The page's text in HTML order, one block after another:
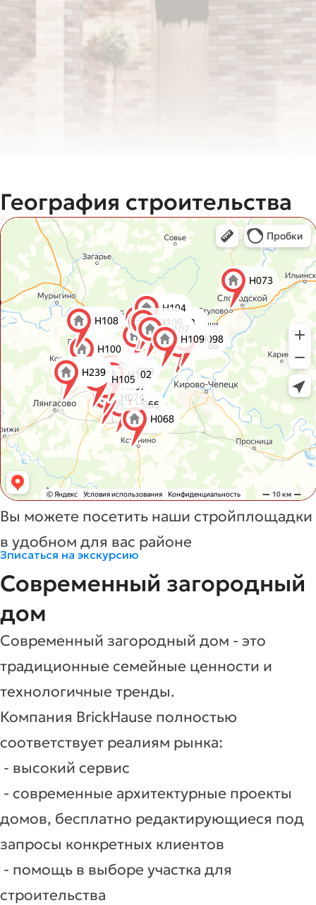
География строительства
Вы можете посетить наши стройплощадки
в удобном для вас районе
Зписаться на экскурсию
Современный загородный
дом
Современный загородный дом - это
традиционные семейные ценности и
технологичные тренды.
Компания BrickHause полностью
соответствует реалиям рынка:
- высокий сервис
- современные архитектурные проекты
домов, бесплатно редактирующиеся под
запросы конкретных клиентов
- помощь в выборе участка для
строительства